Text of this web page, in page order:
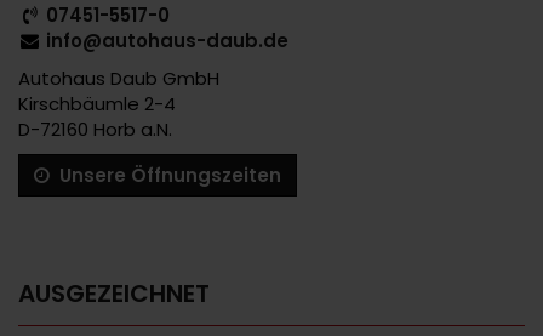
07451-5517-0
info@autohaus-daub.de
Autohaus Daub GmbH
Kirschbäumle 2-4
D-72160 Horb a.N.
Unsere Öffnungszeiten
AUSGEZEICHNET